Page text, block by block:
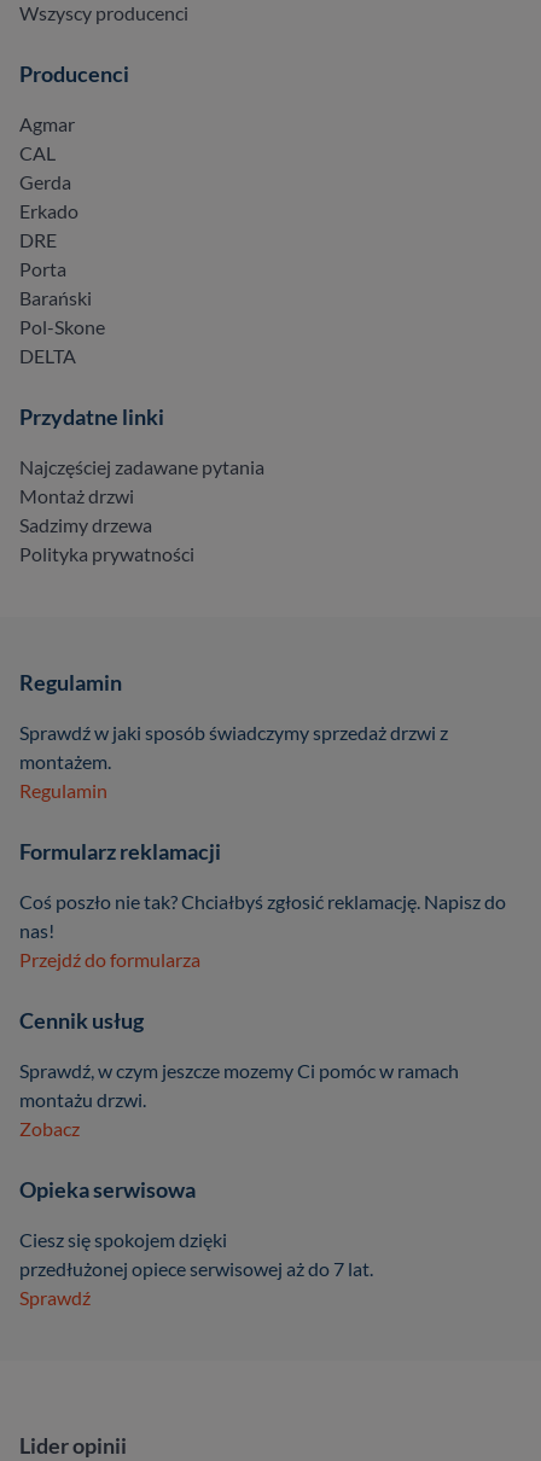
Wszyscy producenci
Producenci
Agmar
CAL
Gerda
Erkado
DRE
Porta
Barański
Pol-Skone
DELTA
Przydatne linki
Najczęściej zadawane pytania
Montaż drzwi
Sadzimy drzewa
Polityka prywatności
Regulamin
Sprawdź w jaki sposób świadczymy sprzedaż drzwi z
montażem.
Regulamin
Formularz reklamacji
Coś poszło nie tak? Chciałbyś zgłosić reklamację. Napisz do
nas!
Przejdź do formularza
Cennik usług
Sprawdź, w czym jeszcze mozemy Ci pomóc w ramach
montażu drzwi.
Zobacz
Opieka serwisowa
Ciesz się spokojem dzięki
przedłużonej opiece serwisowej aż do 7 lat.
Sprawdź
Lider opinii